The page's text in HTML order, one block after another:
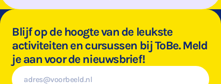
Blijf op de hoogte van de leukste
activiteiten en cursussen bij ToBe. Meld
je aan voor de nieuwsbrief!
E-
mailadres